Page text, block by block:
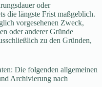
oder
die längste Frist maßgeblich.
vorgesehenen Zweck,
oder anderer Gründe
zu den Gründen,
Die folgenden allgemeinen
Archivierung nach